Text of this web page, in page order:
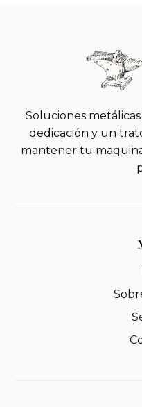
Soluciones
dedicación y un
mantener tu